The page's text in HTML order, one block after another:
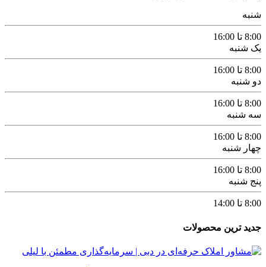
شنبه
8:00 تا 16:00
یک شنبه
8:00 تا 16:00
دو شنبه
8:00 تا 16:00
سه شنبه
8:00 تا 16:00
چهار شنبه
8:00 تا 16:00
پنج شنبه
8:00 تا 14:00
جدید ترین محصولات